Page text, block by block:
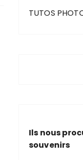
TUTOS
Ils nous
souvenirs